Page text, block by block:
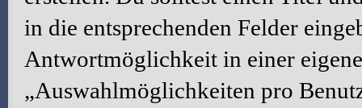
in die entsprechenden Felder
Antwortmöglichkeit in einer
„Auswahlmöglichkeiten pro